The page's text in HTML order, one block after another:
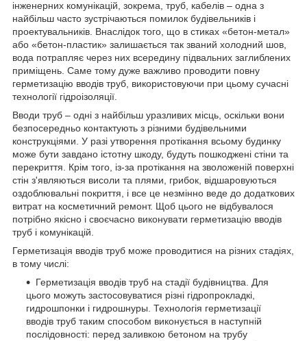
інженерних комунікацій, зокрема, труб, кабелів – одна з
найбільш часто зустрічаються помилок будівельників і
проектувальників. Внаслідок того, що в стиках «бетон-метал»
або «бетон-пластик» залишається так званий холодний шов,
вода потрапляє через них всередину підвальних заглиблених
приміщень. Саме тому дуже важливо проводити повну
герметизацію вводів труб, використовуючи при цьому сучасні
технології гідроізоляції.
Вводи труб – одні з найбільш уразливих місць, оскільки вони
безпосередньо контактують з різними будівельними
конструкціями. У разі утворення протікання всьому будинку
може бути завдано істотну шкоду, будуть пошкоджені стіни та
перекриття. Крім того, із-за протікання на зволоженій поверхні
стін з'являються висоли та плями, грибок, відшаровуються
оздоблювальні покриття, і все це незмінно веде до додаткових
витрат на косметичний ремонт. Щоб цього не відбувалося
потрібно якісно і своєчасно виконувати герметизацію вводів
труб і комунікацій.
Герметизація вводів труб може проводитися на різних стадіях,
в тому числі:
Герметизація вводів труб на стадії будівництва. Для
цього можуть застосовуватися різні гідропрокладкі,
гидрошпонки і гидрошнуры. Технологія герметизації
вводів труб таким способом виконується в наступній
послідовності: перед заливкою бетоном на трубу